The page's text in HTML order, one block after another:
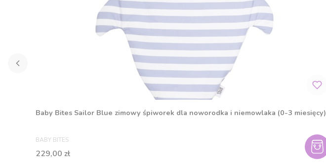
Baby Bites Sailor Blue zimowy śpiworek dla noworodka i niemowlaka (0-3 miesięcy)
PRODUCENT
BABY BITES
Cena
229,00 zł